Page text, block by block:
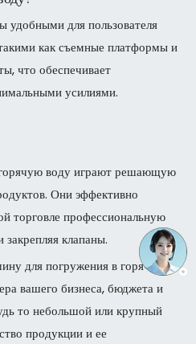
для пользователя
как съемные платформы и
что обеспечивает
усилиями.
воду играют решающую
Они эффективно
торговле профессиональную
клапаны.
для погружения в горячую
вашего бизнеса, бюджета и
то небольшой или крупный
продукции и ее